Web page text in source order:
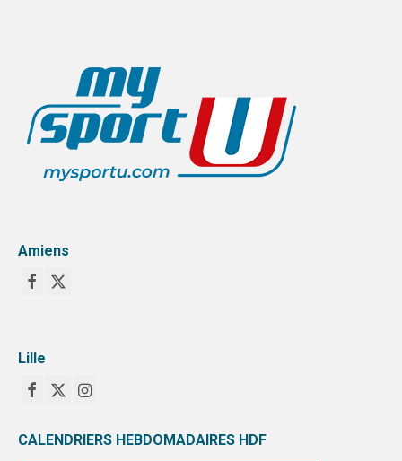
Amiens
Lille
CALENDRIERS HEBDOMADAIRES HDF